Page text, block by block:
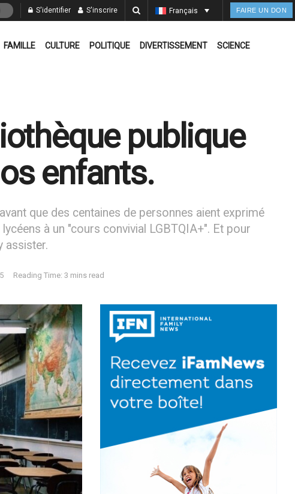
S'identifier S'inscrire Français FAIRE UN DON
FAMILLE CULTURE POLITIQUE DIVERTISSEMENT SCIENCE
publique
enfants.
que des centaines de personnes aient exprimé
à un "cours convivial LGBTQIA+". Et pour
assister.
Reading Time: 3 mins read